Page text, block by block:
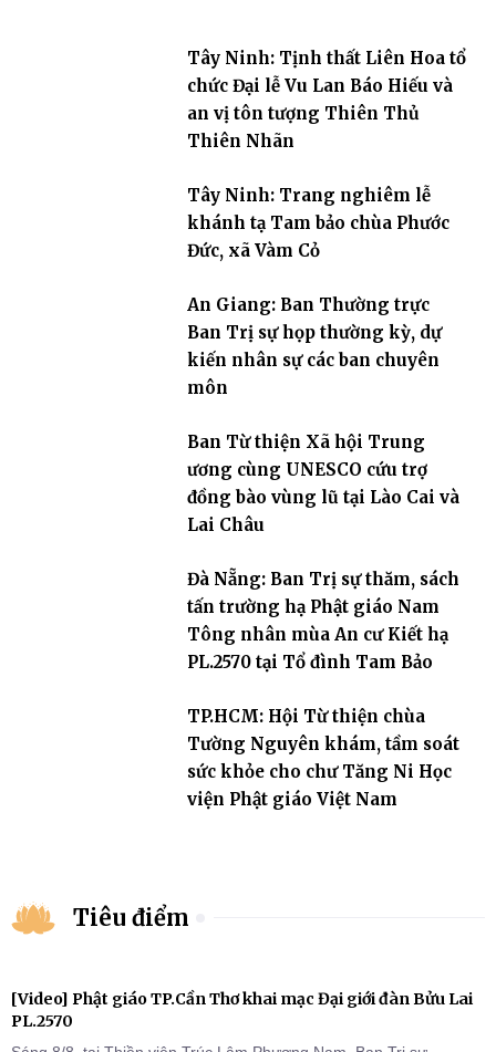
Tây Ninh: Tịnh thất Liên Hoa tổ
chức Đại lễ Vu Lan Báo Hiếu và
an vị tôn tượng Thiên Thủ
Thiên Nhãn
Tây Ninh: Trang nghiêm lễ
khánh tạ Tam bảo chùa Phước
Đức, xã Vàm Cỏ
An Giang: Ban Thường trực
Ban Trị sự họp thường kỳ, dự
kiến nhân sự các ban chuyên
môn
Ban Từ thiện Xã hội Trung
ương cùng UNESCO cứu trợ
đồng bào vùng lũ tại Lào Cai và
Lai Châu
Đà Nẵng: Ban Trị sự thăm, sách
tấn trường hạ Phật giáo Nam
Tông nhân mùa An cư Kiết hạ
PL.2570 tại Tổ đình Tam Bảo
TP.HCM: Hội Từ thiện chùa
Tường Nguyên khám, tầm soát
sức khỏe cho chư Tăng Ni Học
viện Phật giáo Việt Nam
Tiêu điểm
[Video] Phật giáo TP.Cần Thơ khai mạc Đại giới đàn Bửu Lai
PL.2570